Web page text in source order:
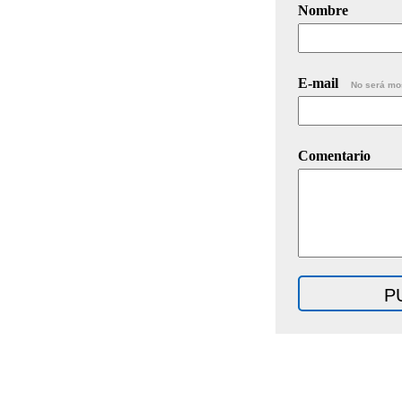
Nombre
E-mail No será
Comentario